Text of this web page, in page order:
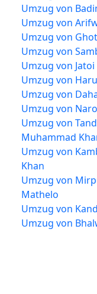
Umzug von
Umzug von
Umzug von
Umzug von
Umzug von Jatoi
Umzug von
Umzug von
Umzug von
Umzug von
Muhammad
Umzug von
Khan
Umzug von
Mathelo
Umzug von
Umzug von